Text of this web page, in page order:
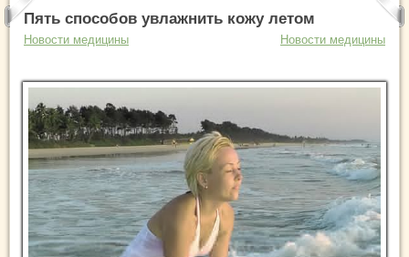
Пять способов увлажнить кожу летом
Новости медицины Новости медицины